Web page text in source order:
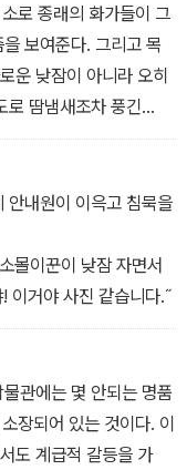
로 종래의 화가들이 그
보여준다. 그리고 목
운 낮잠이 아니라 오히
로 땀냄새조차 풍긴
박진감 넘치는 속화
속화의 탄생을 말해
안내원이 이윽고 침묵을
몰이꾼이 낮잠 자면서
이거야 사진 같습니다.˝
관에는 몇 안되는 명품
소장되어 있는 것이다. 이
도 계급적 갈등을 가